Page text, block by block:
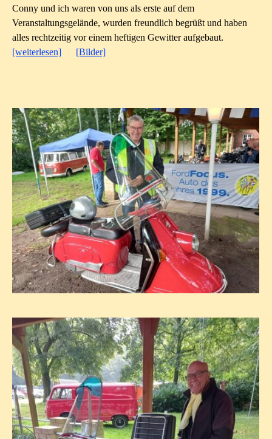
Conny und ich waren von uns als erste auf dem
Veranstaltungsgelände, wurden freundlich begrüßt und haben
alles rechtzeitig vor einem heftigen Gewitter aufgebaut.
[weiterlesen]
[Bilder]